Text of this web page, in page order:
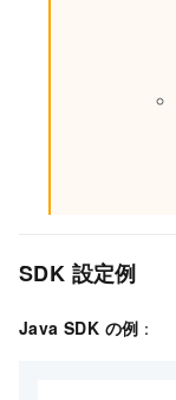
SDK 設定例
Java SDK の例 ：